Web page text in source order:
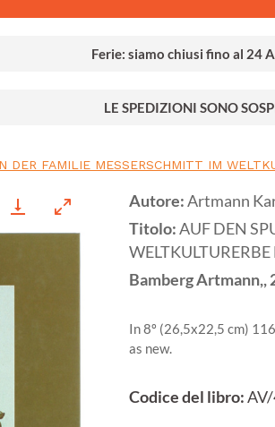
Ferie: siamo chiusi fino al 24
LE SPEDIZIONI SONO
DER FAMILIE MESSERSCHMITT IM
Autore:Artmann
Titolo:AUF DEN
BambergArtmann,,
In 8º (26,5x22,5 cm)
as new.
Codice del libro: